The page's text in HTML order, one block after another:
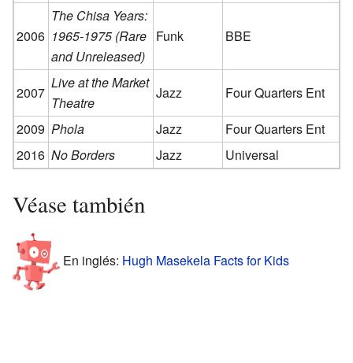
2006
The Chisa Years:
1965-1975 (Rare
and Unreleased)
Funk BBE
2007
Live at the Market
Theatre
Jazz
Four Quarters Ent
2009 Phola Jazz
Four Quarters Ent
2016 No Borders Jazz Universal
Véase también
En inglés: Hugh Masekela Facts for Kids